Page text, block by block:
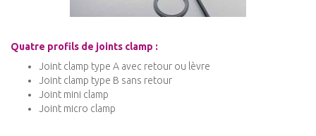
Quatre profils de joints clamp :
Joint clamp type A avec retour ou lèvre
Joint clamp type B sans retour
Joint mini clamp
Joint micro clamp